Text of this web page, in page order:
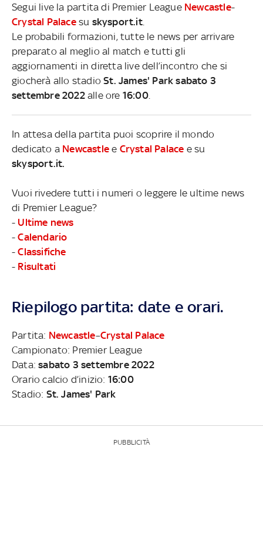
Segui live la partita di Premier League Newcastle-
Crystal Palacesu skysport.it.
Le probabili formazioni, tutte le news per arrivare
preparato al meglio al match e tutti gli
aggiornamenti in diretta live dell’incontro che si
giocherà allo stadioSt. James' Park sabato 3
settembre 2022alle ore 16:00.
In attesa della partita puoi scoprire il mondo
dedicato a Newcastle e Crystal Palace e su
skysport.it.
Vuoi rivedere tutti i numeri o leggere le ultime news
di Premier League?
- Ultime news
-Calendario
-Classifiche
- Risultati
Riepilogo partita: date e orari.
Partita: Newcastle–Crystal Palace
Campionato: Premier League
Data:sabato 3 settembre 2022
Orario calcio d’inizio: 16:00
Stadio: St. James' Park
PUBBLICITÀ